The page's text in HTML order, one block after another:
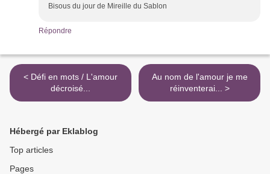
Bisous du jour de Mireille du Sablon
Répondre
< Défi en mots / L'amour
décroisé...
Au nom de l'amour je me
réinventerai... >
Hébergé par Eklablog
Top articles
Pages